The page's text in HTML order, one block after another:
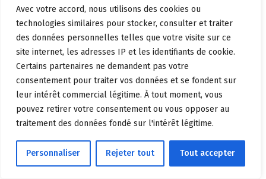
Avec votre accord, nous utilisons des cookies ou
technologies similaires pour stocker, consulter et traiter
des données personnelles telles que votre visite sur ce
site internet, les adresses IP et les identifiants de cookie.
Certains partenaires ne demandent pas votre
consentement pour traiter vos données et se fondent sur
leur intérêt commercial légitime. À tout moment, vous
pouvez retirer votre consentement ou vous opposer au
traitement des données fondé sur l'intérêt légitime.
Personnaliser Rejeter tout Tout accepter
Locaux
d'activité /
logistique
Valeur vénale
+ loyers
Loyer prime
logistique : 57
€/m²/an (record
2025)
Terrain nu
Bilan
promoteur
Prime de 15 à 30
% vs marché
résidentiel